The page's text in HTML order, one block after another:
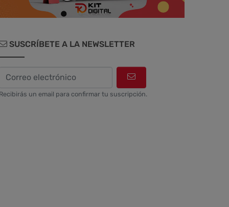
SUSCRÍBETE A LA NEWSLETTER
un email para confirmar tu suscripción.